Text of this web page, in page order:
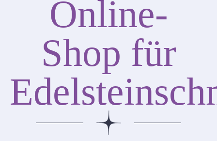
Online-
Shop für